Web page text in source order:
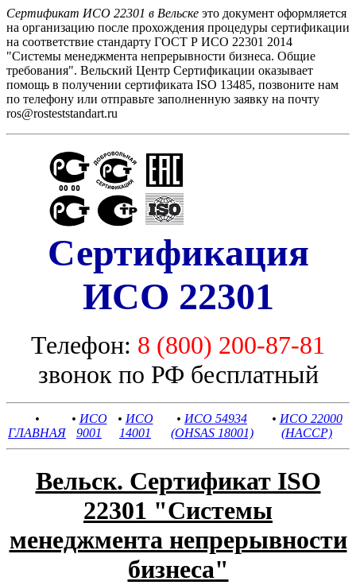
Сертификат ИСО 22301 в Вельске это документ оформляется
на организацию после прохождения процедуры сертификации
на соответствие стандарту ГОСТ Р ИСО 22301 2014
"Системы менеджмента непрерывности бизнеса. Общие
требования". Вельский Центр Сертификации оказывает
помощь в получении сертификата ISO 13485, позвоните нам
по телефону или отправьте заполненную заявку на почту
ros@rosteststandart.ru
Сертификация
ИСО 22301
Телефон: 8 (800) 200-87-81
звонок по РФ бесплатный
•
ГЛАВНАЯ
• ИСО
9001
• ИСО
14001
• ИСО 54934
(OHSAS 18001)
• ИСО 22000
(HACCP)
Вельск. Сертификат ISO
22301 "Системы
менеджмента непрерывности
бизнеса"